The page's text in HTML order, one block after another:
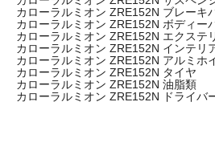
カローラルミオン ZRE152N ブレーキ
カローラルミオン ZRE152N ボディー
カローラルミオン ZRE152N エクステ
カローラルミオン ZRE152N インテリ
カローラルミオン ZRE152N アルミホ
カローラルミオン ZRE152N タイヤ
カローラルミオン ZRE152N 油脂類
カローラルミオン ZRE152N ドライバ